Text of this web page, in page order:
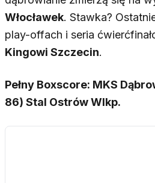
Włocławek. Stawka?
play-offach i seria
Kingowi Szczecin.
Pełny Boxscore: MKS
86) Stal Ostrów Wlkp.